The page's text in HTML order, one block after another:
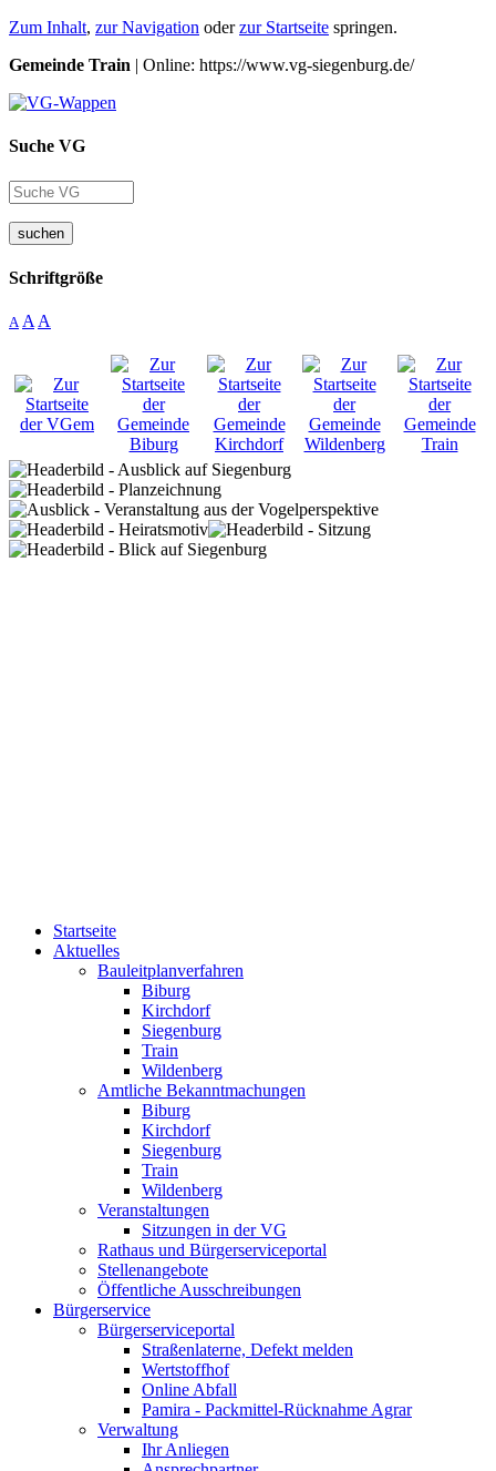
Zum Inhalt, zur Navigation oderzur Startseite springen.
Gemeinde Train | Online: https://www.vg-siegenburg.de/
Suche VG
suchen
Schriftgröße
A A A
Startseite
Aktuelles
Bauleitplanverfahren
Biburg
Kirchdorf
Siegenburg
Train
Wildenberg
Amtliche Bekanntmachungen
Biburg
Kirchdorf
Siegenburg
Train
Wildenberg
Veranstaltungen
Sitzungen in der VG
Rathaus und Bürgerserviceportal
Stellenangebote
Öffentliche Ausschreibungen
Bürgerservice
Bürgerserviceportal
Straßenlaterne, Defekt melden
Wertstoffhof
Online Abfall
Pamira - Packmittel-Rücknahme Agrar
Verwaltung
Ihr Anliegen